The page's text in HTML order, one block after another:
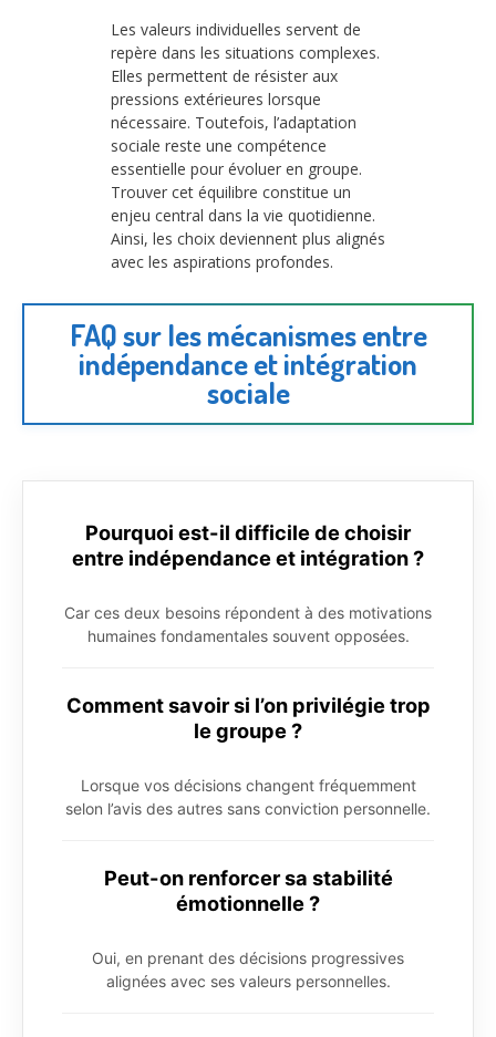
Les valeurs individuelles servent de
repère dans les situations complexes.
Elles permettent de résister aux
pressions extérieures lorsque
nécessaire. Toutefois, l’adaptation
sociale reste une compétence
essentielle pour évoluer en groupe.
Trouver cet équilibre constitue un
enjeu central dans la vie quotidienne.
Ainsi, les choix deviennent plus alignés
avec les aspirations profondes.
FAQ sur les mécanismes entre
indépendance et intégration
sociale
Pourquoi est-il difficile de choisir
entre indépendance et intégration ?
Car ces deux besoins répondent à des motivations
humaines fondamentales souvent opposées.
Comment savoir si l’on privilégie trop
le groupe ?
Lorsque vos décisions changent fréquemment
selon l’avis des autres sans conviction personnelle.
Peut-on renforcer sa stabilité
émotionnelle ?
Oui, en prenant des décisions progressives
alignées avec ses valeurs personnelles.